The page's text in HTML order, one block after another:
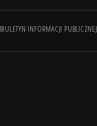
BIULETYN INFORMACJI PUBLICZNEJ